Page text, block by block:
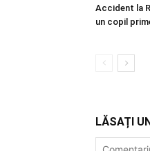
Accident la
un copil
LĂSAȚI